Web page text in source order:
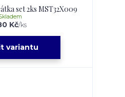
set 2ks MST32X009
Kč/ks
variantu